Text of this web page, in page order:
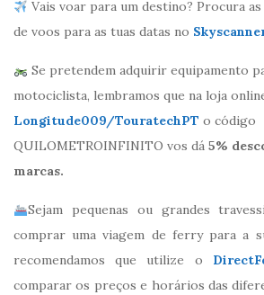
Vais voar para um destino? Procura
de voos para as tuas datas no
Se pretendem adquirir equipamento
motociclista, lembramos que na loja
Longitude009/TouratechPT o código
QUILOMETROINFINITO vos dá 5%
marcas.
Sejam pequenas ou grandes
comprar uma viagem de ferry para a
recomendamos que utilize o
comparar os preços e horários das